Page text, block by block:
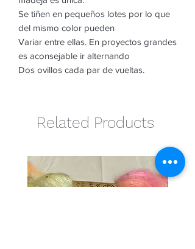
Se tiñen en pequeños lotes por lo que
del mismo color pueden
Variar entre ellas. En proyectos grandes
es aconsejable ir alternando
Dos ovillos cada par de vueltas.
Related Products